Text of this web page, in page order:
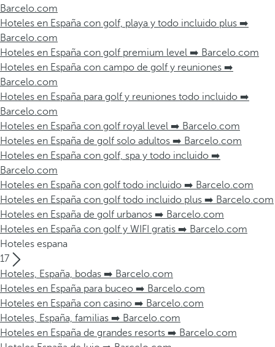
Barcelo.com
Hoteles en España con golf, playa y todo incluido plus ➡️
Barcelo.com
Hoteles en España con golf premium level ➡️ Barcelo.com
Hoteles en España con campo de golf y reuniones ➡️
Barcelo.com
Hoteles en España para golf y reuniones todo incluido ➡️
Barcelo.com
Hoteles en España con golf royal level ➡️ Barcelo.com
Hoteles en España de golf solo adultos ➡️ Barcelo.com
Hoteles en España con golf, spa y todo incluido ➡️
Barcelo.com
Hoteles en España con golf todo incluido ➡️ Barcelo.com
Hoteles en España con golf todo incluido plus ➡️ Barcelo.com
Hoteles en España de golf urbanos ➡️ Barcelo.com
Hoteles en España con golf y WIFI gratis ➡️ Barcelo.com
Hoteles espana
17
Hoteles, España, bodas ➡️ Barcelo.com
Hoteles en España para buceo ➡️ Barcelo.com
Hoteles en España con casino ➡️ Barcelo.com
Hoteles, España, familias ➡️ Barcelo.com
Hoteles en España de grandes resorts ➡️ Barcelo.com